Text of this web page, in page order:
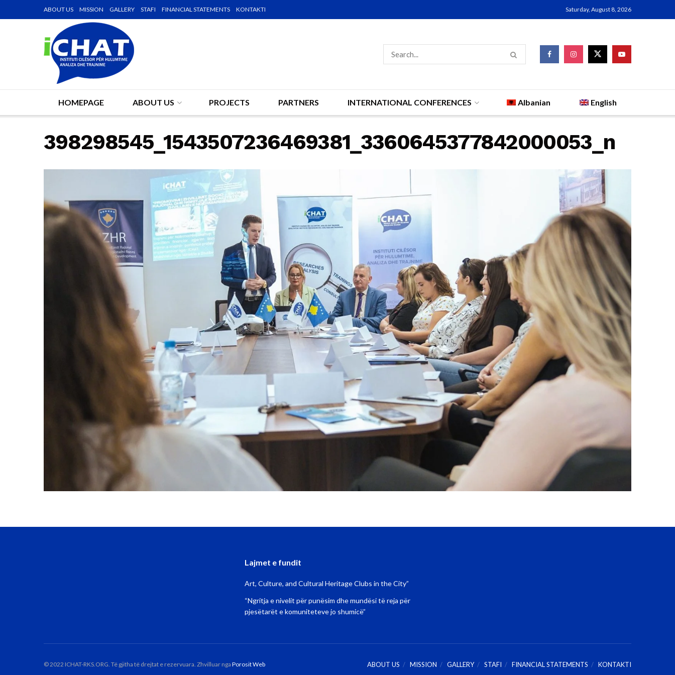
ABOUT US MISSION GALLERY STAFI FINANCIAL STATEMENTS KONTAKTI Saturday, August 8, 2026
HOMEPAGE ABOUT US PROJECTS PARTNERS INTERNATIONAL CONFERENCES Albanian English
398298545_1543507236469381_3360645377842000053_n
Lajmet e fundit
Art, Culture, and Cultural Heritage Clubs in the City”
“Ngritja e nivelit për punësim dhe mundësi të reja për
pjesëtarët e komuniteteve jo shumicë”
ABOUT US MISSION GALLERY STAFI FINANCIAL STATEMENTS KONTAKTI
© 2022 ICHAT-RKS.ORG. Të gjitha të drejtat e rezervuara. Zhvilluar nga Porosit Web